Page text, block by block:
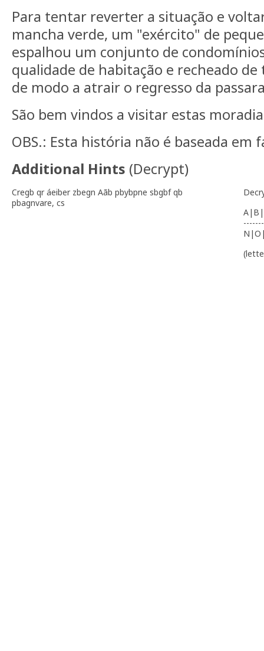
Para tentar reverter a situação e
mancha verde, um "exército" de
espalhou um conjunto de
qualidade de habitação e recheado
de modo a atrair o regresso da
São bem vindos a visitar estas
OBS.: Esta história não é baseada em
Additional Hints (Decrypt)
Cregb qr áeiber zbegn Aãb pbybpne sbgbf qb
pbagnvare, cs